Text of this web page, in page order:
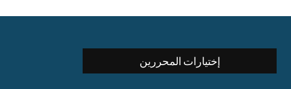
إختيارات المحررين